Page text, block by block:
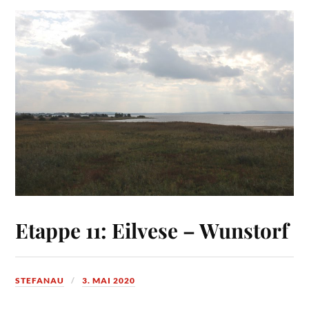
Etappe 11: Eilvese – Wunstorf
STEFANAU 3. MAI 2020